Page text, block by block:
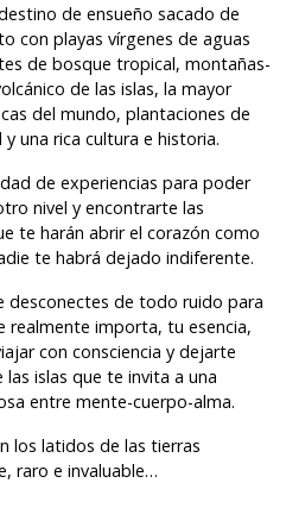
de ensueño sacado de
con playas vírgenes de aguas
de bosque tropical, montañas-
de las islas, la mayor
del mundo, plantaciones de
una rica cultura e historia.
de experiencias para poder
nivel y encontrarte las
te harán abrir el corazón como
te habrá dejado indiferente.
desconectes de todo ruido para
realmente importa, tu esencia,
con consciencia y dejarte
islas que te invita a una
entre mente-cuerpo-alma.
los latidos de las tierras
raro e invaluable…